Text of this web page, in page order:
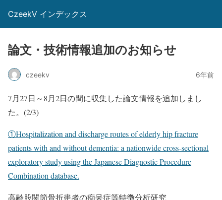
CzeekV インデックス
論文・技術情報追加のお知らせ
czeekv 6年前
7月27日～8月2日の間に収集した論文情報を追加しまし
た。(2/3)
①Hospitalization and discharge routes of elderly hip fracture
patients with and without dementia: a nationwide cross-sectional
exploratory study using the Japanese Diagnostic Procedure
Combination database.
高齢股関節骨折患者の痴呆症等特徴分析研究